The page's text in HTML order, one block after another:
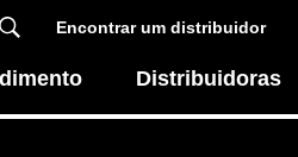
Encontrar um distribuidor
Distribuidoras